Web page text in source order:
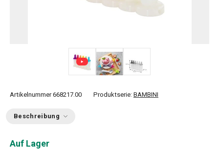
Artikelnummer 668217.00 Produktserie: BAMBINI
Beschreibung
Auf Lager